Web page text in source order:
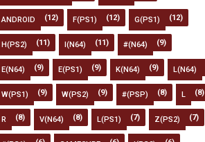
ANDROID (12) F(PS1) (12) G(PS1) (12)
H(PS2) (11) I(N64) (11) #(N64) (9)
E(N64) (9) E(PS1) (9) K(N64) (9) L(N64)
W(PS1) (9) W(PS2) (9) #(PSP) (8) L (8)
R (8) V(N64) (8) L(PS1) (7) Z(PS2) (7)